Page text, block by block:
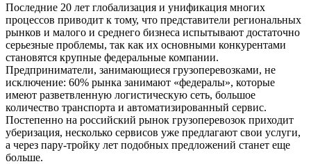
Последние 20 лет глобализация и унификация многих
процессов приводит к тому, что представители региональных
рынков и малого и среднего бизнеса испытывают достаточно
серьезные проблемы, так как их основными конкурентами
становятся крупные федеральные компании.
Предприниматели, занимающиеся грузоперевозками, не
исключение: 60% рынка занимают «федералы», которые
имеют разветвленную логистическую сеть, большое
количество транспорта и автоматизированный сервис.
Постепенно на российский рынок грузоперевозок приходит
уберизация, несколько сервисов уже предлагают свои услуги,
а через пару-тройку лет подобных предложений станет еще
больше.